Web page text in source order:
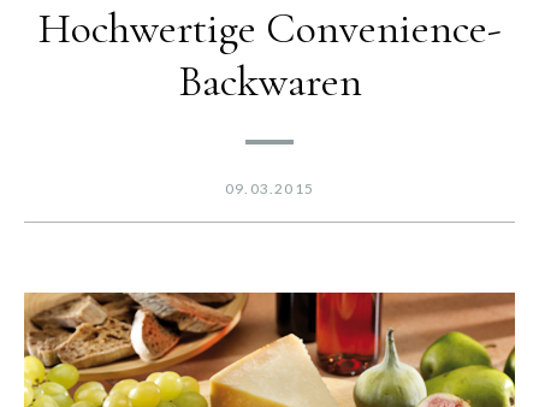
Hochwertige Convenience-
Backwaren
09.03.2015